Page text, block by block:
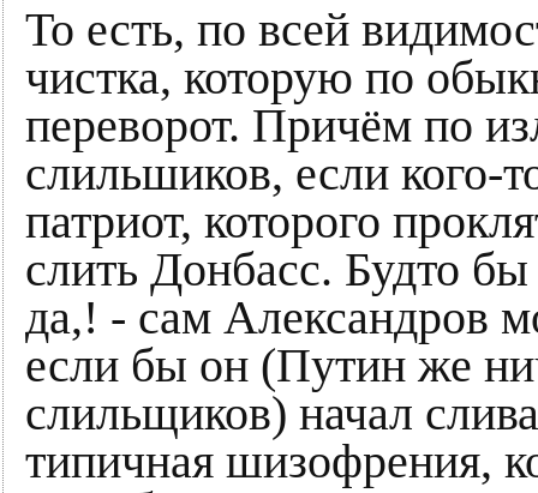
То есть, по всей
чистка, которую по
переворот. Причём по
слильшиков, если кого-
патриот, которого
слить Донбасс. Будто
да,! - сам Александров
если бы он (Путин же
слильщиков) начал
типичная шизофрения,